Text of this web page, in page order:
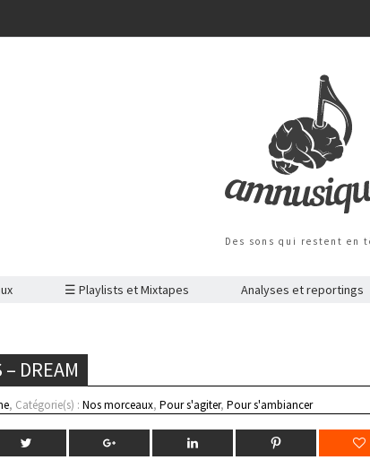
Des sons qui restent en
☰ Playlists et Mixtapes Analyses et reportings
DREAM
, Catégorie(s) :Nos morceaux,Pour s'agiter,Pour s'ambiancer